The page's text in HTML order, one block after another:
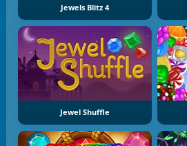
Jewels Blitz 4
Jewel Shuffle